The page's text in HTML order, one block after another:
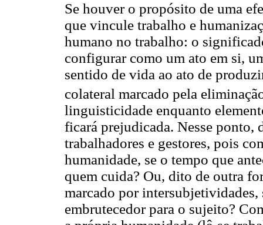
Se houver o propósito de uma
que vincule trabalho e
humano no trabalho: o
configurar como um ato em si,
sentido de vida ao ato de
colateral marcado pela
linguisticidade enquanto
ficará prejudicada. Nesse ponto,
trabalhadores e gestores, pois
humanidade, se o tempo que
quem cuida? Ou, dito de outra
marcado por
embrutecedor para o sujeito?